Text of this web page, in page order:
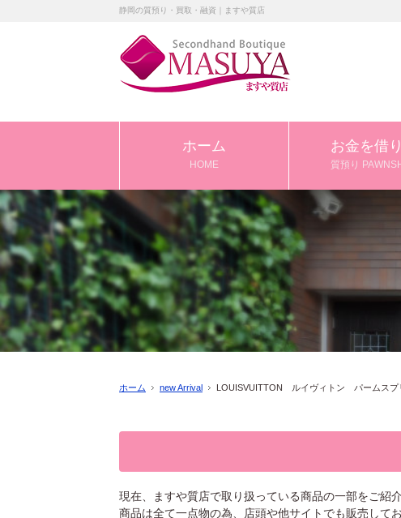
静岡の質預り・買取・融資｜ますや質店
ホーム
HOME
お金を借
質預り
ホーム new Arrival LOUISVUITTON ルイヴィトン パームス
現在、ますや質店で取り扱っている商品の一部をご紹介
商品は全て一点物の為、店頭や他サイトでも販売して